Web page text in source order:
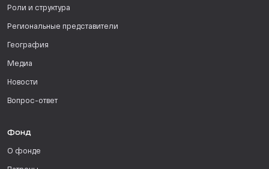
Роли и структура
Региональные представители
География
Медиа
Новости
Вопрос-ответ
Фонд
О фонде